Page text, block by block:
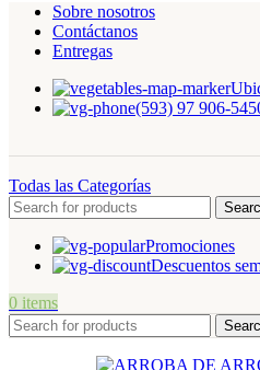
Sobre nosotros
Contáctanos
Entregas
(593) 97 906-
Todas las Categorías
Promociones
Descuentos
0 items